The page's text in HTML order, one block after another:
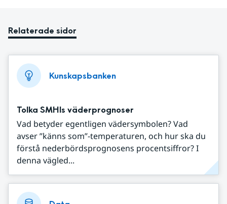
Relaterade sidor
Kunskapsbanken
Tolka SMHIs väderprognoser
Vad betyder egentligen vädersymbolen? Vad
avser ”känns som”-temperaturen, och hur ska du
förstå nederbördsprognosens procentsiffror? I
denna vägled...